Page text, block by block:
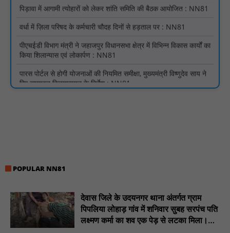
किया शिलान्यास एवं लोकार्पण : NN81
पारस पोर्टल से होगी योजनाओं की नियमित समीक्षा, मुख्यमंत्री विष्णुदेव साय ने
दिए समयबद्ध क्रियान्वयन के निर्देश : NN81
सोलर हाई मास्ट से रोशन हो रहे वनांचल के गांव, नियद नेल्लानार ग्रामों में बढ़ी
सुरक्षा और सुविधा : NN81
तहसीलदार को सौंपा ज्ञापन, आज हड़ताल पर रहे सभी वाहन चालक : NN81
अभियान के बदलावों और तकनीकी प्रबंधन की दी गई विस्तृत जानकारी :
NN81
हरिनगर में सीसी इंटरलॉकिंग सड़क निर्माण कार्य का विधायक ललित यादव ने
POPULAR NN81
देवास जिले के उदयनगर थाना अंतर्गत ग्राम
पिपलिया लोहाड़ गांव में शनिवार सुबह सरपंच पति
लक्ष्मण कर्मा का शव एक पेड़ से लटका मिला।